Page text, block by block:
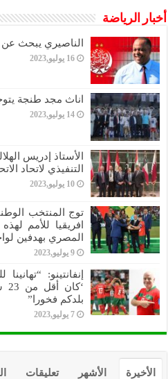
أخبار الرياضة
الناصيري يبحث عن
16 يوليو,2023
اناث مجد طنجة
14 يوليو,2023
الأستاذ إدريس
التنفيذي لاتحاد
10 يوليو,2023
افريقيا للأمم
المصري بهدفين
9 يوليو,2023
إنفانتينو:
بلدكم فخورا”
7 يوليو,2023
الأخيرة الأشهر تعليقات